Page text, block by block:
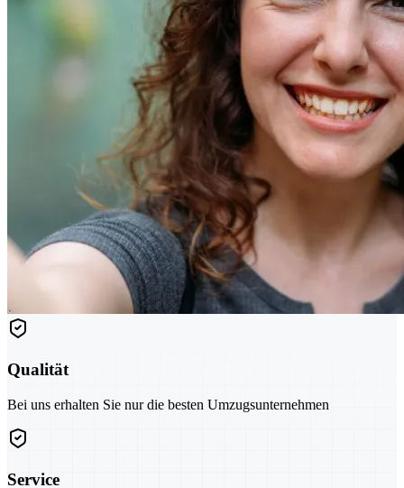
Qualität
Bei uns erhalten Sie nur die besten Umzugsunternehmen
Service